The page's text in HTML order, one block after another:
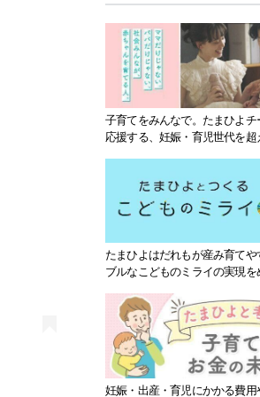
子育てをみんなで。たまひよ
応援する、妊娠・育児世代を
たまひよはだれもが産み育て
ブルなこどものミライの実現
妊娠・出産・育児にかかる費